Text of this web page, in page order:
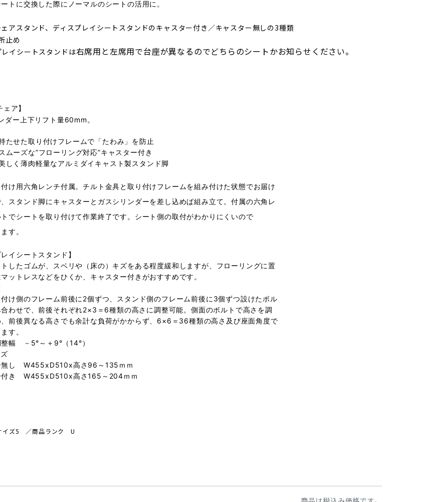
トに交換した際にノーマルのシートの活用に 。
アスタンド、 ディスプレイシートスタンドのキャスター付き／キャスター無しの3種類
止め
レイシートスタンドは右席用と左席用で台座が異なるのでどちらのシートかお知らせください。
ア】
ダー 上下リフト量60mm。
たせた取り付けフレームで「たわみ」を防止
ムーズな”フローリング対応”キャスター付き
しく薄肉軽量なアルミダイキャスト製スタンド脚
け用六角レンチ付属。チルト金具と取り付けフレームを組み付けた状態でお届け
スタンド脚にキャスターとガスシリンダーを差し込めば組み立て。付属の六角レ
でシートを取り付けて作業終了です。シート側の取付がわかりにくいので
す。
イシートスタンド】
したゴムが、スベリや（床の）キズをある程度緩和 しますが、フローリングに置
ットレスなどをひくか、 キャスター付きがおすすめです。
け側のフレーム前後に2個ずつ、スタンド側のフレーム前後に3個ずつ設けたボル
合わせで、前後それぞれ2×3＝6種類の高さに調整可能。側面のボルトで高さを調
前後異なる高さでも余計な負荷がかからず、6×6＝36種類の高さ及び座面角度で
す。
幅 －5°～＋9°（14°）
無し W455xD510x高さ96～135ｍｍ
付き W455xD510x高さ165～204ｍｍ
ズ5 ／商品ランク U